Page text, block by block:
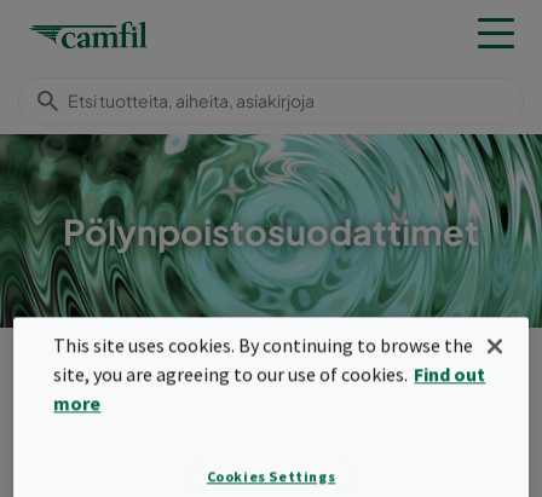
Pölynpoistosuodattimet
TuotteetThis site uses cookies. By continuing to browse the
site, you are agreeing to our use of cookies. Find out
more
Cookies Settings